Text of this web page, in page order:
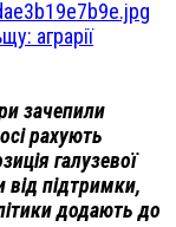
аграрії
зачепили
рахують
галузевої
від підтримки,
додають до